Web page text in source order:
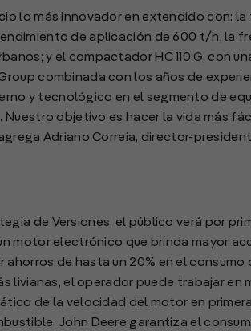
lo más innovador en extendido con:
de aplicación de 600 t/h; la
y el compactador HC 110 G, con
combinada con los años de
y tecnológico en el segmento de
objetivo es hacer la vida más
Adriano Correia, director-
de Versiones, el público verá por
motor electrónico que brinda mayor
ahorros de hasta un 20% en el
livianas, el operador puede trabajar en
de la velocidad del motor en
John Deere garantiza el